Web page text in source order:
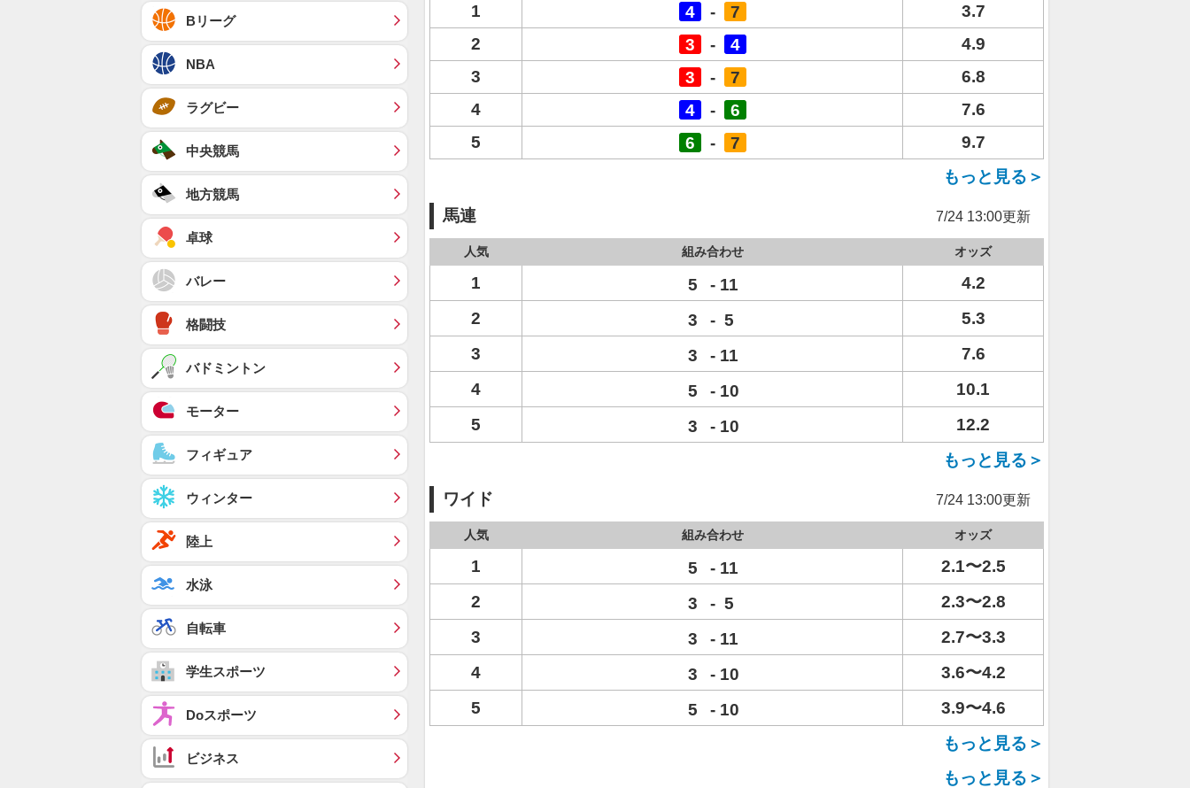
1 4 - 7
3.7
2
3 - 4
4.9
3
3 - 7
6.8
4
4 - 6
7.6
5
6 - 7
9.7
もっと見る＞
馬連 7/24 13:00更新
人気 組み合わせ オッズ
1 5 - 11
4.2
2
3 - 5
5.3
3
3 - 11
7.6
4
5 - 10
10.1
5
3 - 10
12.2
もっと見る＞
ワイド 7/24 13:00更新
人気 組み合わせ オッズ
1 5 - 11
2.1〜2.5
2
3 - 5
2.3〜2.8
3
3 - 11
2.7〜3.3
4
3 - 10
3.6〜4.2
5
5 - 10
3.9〜4.6
もっと見る＞
もっと見る＞
Bリーグ
NBA
ラグビー
中央競馬
地方競馬
卓球
バレー
格闘技
バドミントン
モーター
フィギュア
ウィンター
陸上
水泳
自転車
学生スポーツ
Doスポーツ
ビジネス